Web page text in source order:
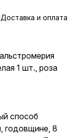
Доставка и оплата
1 шт., роза
способ
годовщине, 8